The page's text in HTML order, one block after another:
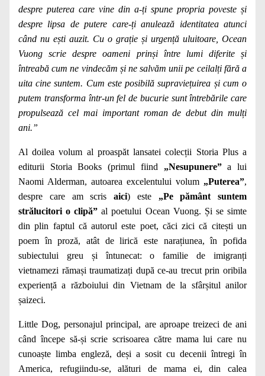
despre puterea care vine din a-ți spune propria poveste și
despre lipsa de putere care-ți anulează identitatea atunci
când nu ești auzit. Cu o grație și urgență uluitoare, Ocean
Vuong scrie despre oameni prinși între lumi diferite și
întreabă cum ne vindecăm și ne salvăm unii pe ceilalți fără a
uita cine suntem. Cum este posibilă supraviețuirea și cum o
putem transforma într-un fel de bucurie sunt întrebările care
propulsează cel mai important roman de debut din mulți
ani.”
Al doilea volum al proaspăt lansatei colecții Storia Plus a
editurii Storia Books (primul fiind „Nesupunere”a lui
Naomi Alderman, autoarea excelentului volum „Puterea”,
despre care am scris aici) este „Pe pământ suntem
strălucitori o clipă” al poetului Ocean Vuong. Și se simte
din plin faptul că autorul este poet, căci zici că citești un
poem în proză, atât de lirică este narațiunea, în pofida
subiectului greu și întunecat: o familie de imigranți
vietnamezi rămași traumatizați după ce-au trecut prin oribila
experiență a războiului din Vietnam de la sfârșitul anilor
șaizeci.
Little Dog, personajul principal, are aproape treizeci de ani
când începe să-și scrie scrisoarea către mama lui care nu
cunoaște limba engleză, deși a sosit cu decenii întregi în
America, refugiindu-se, alături de mama ei, din calea